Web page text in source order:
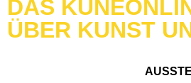
DAS
ÜBER KUNST